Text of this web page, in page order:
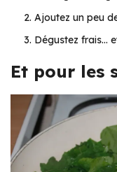
Ajoutez un peu
Dégustez frais…
Et pour les